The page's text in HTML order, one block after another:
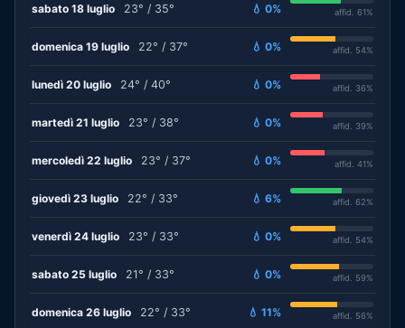
sabato 18 luglio 23° / 35° 💧 0% affid. 61%
domenica 19 luglio 22° / 37° 💧 0% affid. 54%
lunedì 20 luglio 24° / 40° 💧 0% affid. 36%
martedì 21 luglio 23° / 38° 💧 0% affid. 39%
mercoledì 22 luglio 23° / 37° 💧 0% affid. 41%
giovedì 23 luglio 22° / 33° 💧 6% affid. 62%
venerdì 24 luglio 23° / 33° 💧 0% affid. 54%
sabato 25 luglio 21° / 33° 💧 0% affid. 59%
domenica 26 luglio 22° / 33° 💧 11% affid. 56%